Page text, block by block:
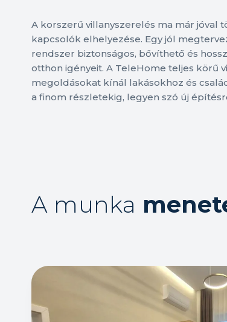
A korszerű villanyszerelés ma már jóval
kapcsolók elhelyezése. Egy jól
rendszer biztonságos, bővíthető és
otthon igényeit. A TeleHome teljes körű
megoldásokat kínál lakásokhoz és
a finom részletekig, legyen szó új
A munka